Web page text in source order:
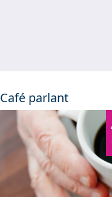
Café parlant